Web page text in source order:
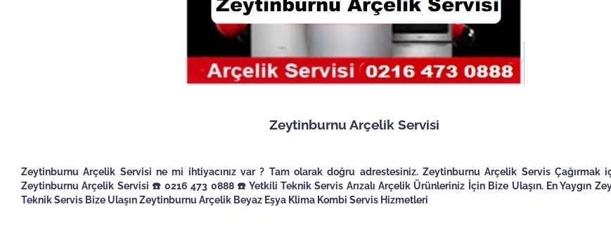
Zeytinburnu Arçelik Servisi
Zeytinburnu Arçelik Servisi ne mi ihtiyacınız var ? Tam olarak doğru adrestesiniz. Zeytinburnu Arçelik Servis Çağırmak
Zeytinburnu Arçelik Servisi ☎️ 0216 473 0888 ☎️ Yetkili Teknik Servis Arızalı Arçelik Ürünleriniz İçin Bize Ulaşın. En Yaygın
Teknik Servis Bize Ulaşın Zeytinburnu Arçelik Beyaz Eşya Klima Kombi Servis Hizmetleri